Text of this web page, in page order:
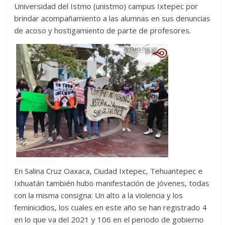
Universidad del Istmo (unistmo) campus Ixtepec por
brindar acompañamiento a las alumnas en sus denuncias
de acoso y hostigamiento de parte de profesores.
En Salina Cruz Oaxaca, Ciudad Ixtepec, Tehuantepec e
Ixhuatán también hubo manifestación de jóvenes, todas
con la misma consigna: Un alto a la violencia y los
feminicidios, los cuales en este año se han registrado 4
en lo que va del 2021 y 106 en el periodo de gobierno